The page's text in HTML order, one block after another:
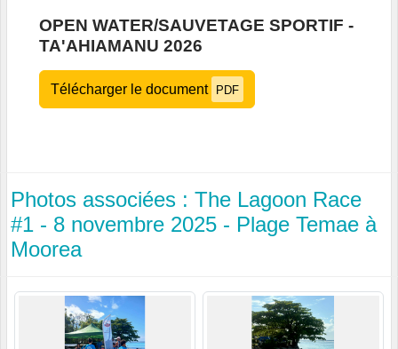
OPEN WATER/SAUVETAGE SPORTIF -
TA'AHIAMANU 2026
Télécharger le document PDF
Photos associées : The Lagoon Race
#1 - 8 novembre 2025 - Plage Temae à
Moorea